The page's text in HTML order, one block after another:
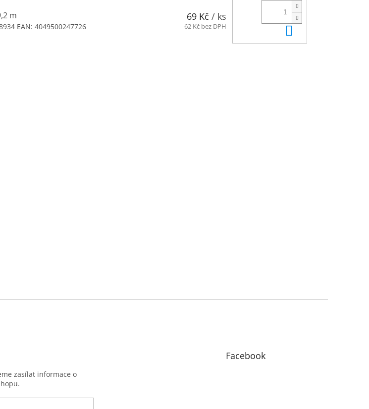
m
EAN: 4049500247726
69 Kč / ks
62 Kč bez DPH
zasílat informace o
Facebook